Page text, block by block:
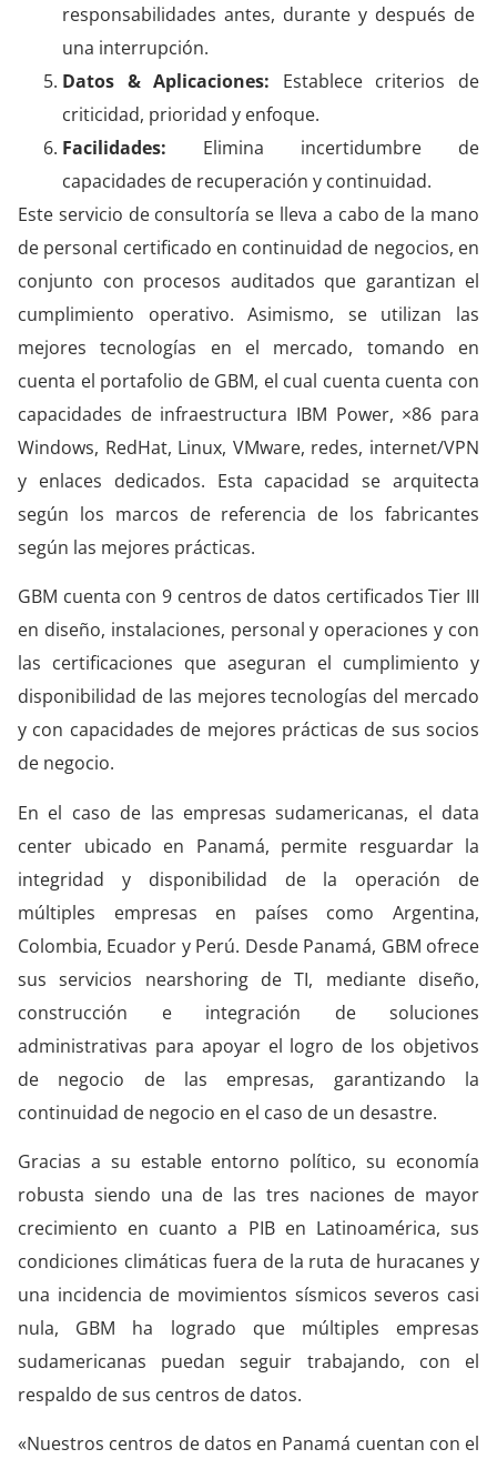
responsabilidades antes, durante y después de
una interrupción.
Datos & Aplicaciones: Establece criterios de
criticidad, prioridad y enfoque.
Facilidades: Elimina incertidumbre de
capacidades de recuperación y continuidad.
Este servicio de consultoría se lleva a cabo de la mano
de personal certificado en continuidad de negocios, en
conjunto con procesos auditados que garantizan el
cumplimiento operativo. Asimismo, se utilizan las
mejores tecnologías en el mercado, tomando en
cuenta el portafolio de GBM, el cual cuenta cuenta con
capacidades de infraestructura IBM Power, ×86 para
Windows, RedHat, Linux, VMware, redes, internet/VPN
y enlaces dedicados. Esta capacidad se arquitecta
según los marcos de referencia de los fabricantes
según las mejores prácticas.
GBM cuenta con 9 centros de datos certificados Tier III
en diseño, instalaciones, personal y operaciones y con
las certificaciones que aseguran el cumplimiento y
disponibilidad de las mejores tecnologías del mercado
y con capacidades de mejores prácticas de sus socios
de negocio.
En el caso de las empresas sudamericanas, el data
center ubicado en Panamá, permite resguardar la
integridad y disponibilidad de la operación de
múltiples empresas en países como Argentina,
Colombia, Ecuador y Perú. Desde Panamá, GBM ofrece
sus servicios nearshoring de TI, mediante diseño,
construcción e integración de soluciones
administrativas para apoyar el logro de los objetivos
de negocio de las empresas, garantizando la
continuidad de negocio en el caso de un desastre.
Gracias a su estable entorno político, su economía
robusta siendo una de las tres naciones de mayor
crecimiento en cuanto a PIB en Latinoamérica, sus
condiciones climáticas fuera de la ruta de huracanes y
una incidencia de movimientos sísmicos severos casi
nula, GBM ha logrado que múltiples empresas
sudamericanas puedan seguir trabajando, con el
respaldo de sus centros de datos.
«Nuestros centros de datos en Panamá cuentan con el